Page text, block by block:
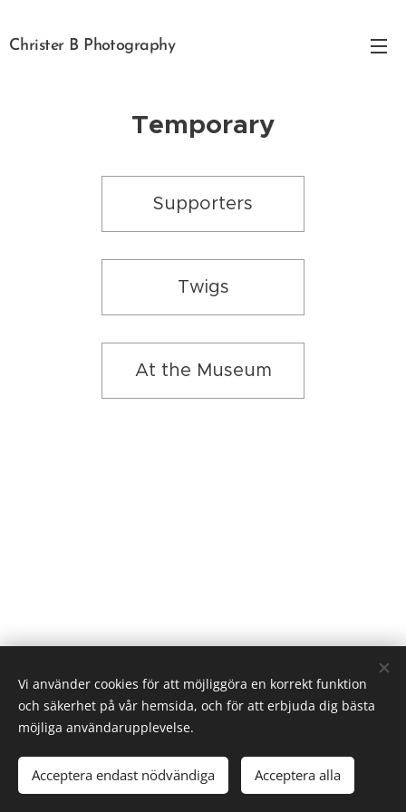
Christer B Photography
Temporary
Supporters
Twigs
At the Museum
© 2025 Christer Björkman. Uppsala, Sweden
Cookies
Vi använder cookies för att möjliggöra en korrekt funktion
och säkerhet på vår hemsida, och för att erbjuda dig bästa
möjliga användarupplevelse.
Acceptera endast nödvändiga Acceptera alla